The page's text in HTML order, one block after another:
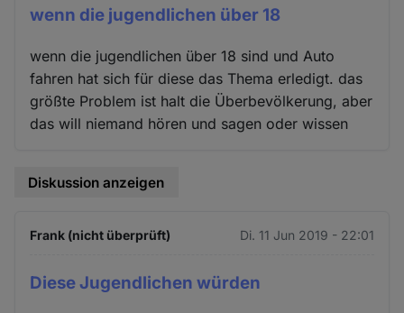
wenn die jugendlichen über 18
wenn die jugendlichen über 18 sind und Auto
fahren hat sich für diese das Thema erledigt. das
größte Problem ist halt die Überbevölkerung, aber
das will niemand hören und sagen oder wissen
Diskussion anzeigen
Frank (nicht überprüft) Di. 11 Jun 2019 - 22:01
Diese Jugendlichen würden